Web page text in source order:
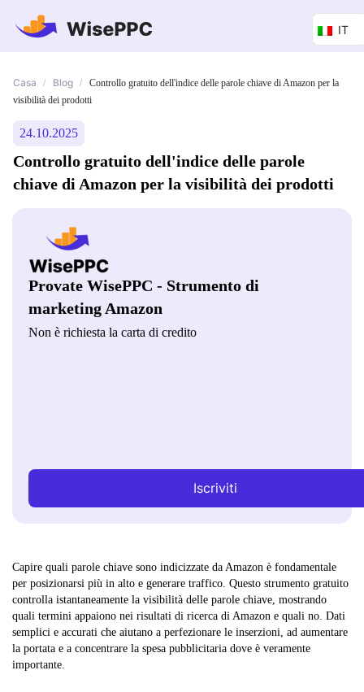
IT
Casa / Blog /
Controllo gratuito dell'indice delle parole chiave di Amazon per la
visibilità dei prodotti
24.10.2025
Controllo gratuito dell'indice delle parole
chiave di Amazon per la visibilità dei prodotti
Provate WisePPC - Strumento di
marketing Amazon
Non è richiesta la carta di credito
Iscriviti
Capire quali parole chiave sono indicizzate da Amazon è fondamentale
per posizionarsi più in alto e generare traffico. Questo strumento gratuito
controlla istantaneamente la visibilità delle parole chiave, mostrando
quali termini appaiono nei risultati di ricerca di Amazon e quali no. Dati
semplici e accurati che aiutano a perfezionare le inserzioni, ad aumentare
la portata e a concentrare la spesa pubblicitaria dove è veramente
importante.